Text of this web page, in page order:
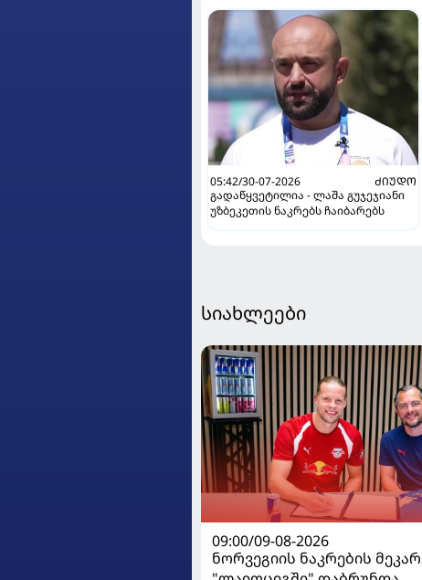
05:42/30-07-2026
ᲫᲘᲣᲓᲝ
გადაწყვეტილია - ლაშა გუჯეჯიანი
უზბეკეთის ნაკრებს ჩაიბარებს
სიახლეები
09:00/09-08-2026
ნორვეგიის ნაკრების